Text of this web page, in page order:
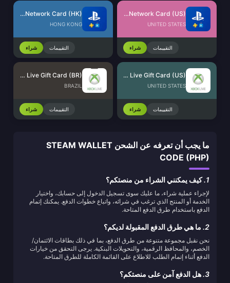
PlayStation Network Card (US)
UNITED STATES
التقييمات شراء
PlayStation Network Card (HK)
HONG KONG
التقييمات شراء
Xbox Live Gift Card (US)
UNITED STATES
التقييمات شراء
Xbox Live Gift Card (BR)
BRAZIL
التقييمات شراء
ما يجب أن تعرفه عن الشحن STEAM WALLET
CODE (PHP)
1. كيف يمكنني الشراء من منصتكم؟
لإجراء عملية شراء، ما عليك سوى تسجيل الدخول إلى حسابك، واختيار
الخدمة أو المنتج الذي ترغب في شرائه، واتباع خطوات الدفع. يمكنك إتمام
الدفع باستخدام طرق الدفع المتاحة.
2. ما هي طرق الدفع المقبولة لديكم؟
نحن نقبل مجموعة متنوعة من طرق الدفع، بما في ذلك بطاقات الائتمان/
الخصم، والمحافظ الرقمية، والتحويلات البنكية. يرجى التحقق من خيارات
الدفع أثناء إتمام الطلب للاطلاع على القائمة الكاملة للطرق المتاحة.
3. هل الدفع آمن على منصتكم؟